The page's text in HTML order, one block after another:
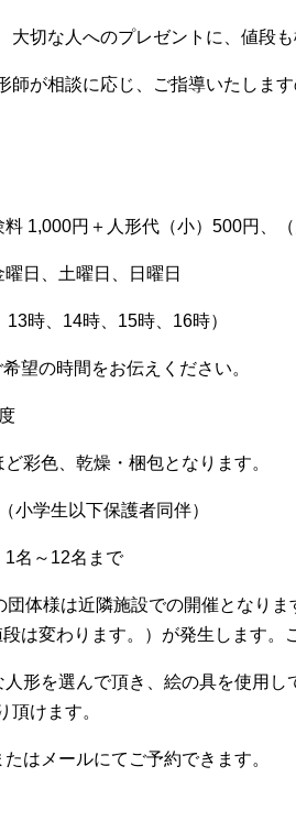
大切な人へのプレゼントに、値段
師が相談に応じ、ご指導いたしま
1,000円＋人形代（小）500円、
日、土曜日、日曜日
13時、14時、15時、16時）
望の時間をお伝えください。
彩色、乾燥・梱包となります。
小学生以下保護者同伴）
1名～12名まで
体様は近隣施設での開催となり
段は変わります。）が発生します。
形を選んで頂き、絵の具を使用
頂けます。
はメールにてご予約できます。